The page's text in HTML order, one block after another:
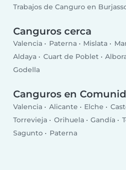
Trabajos de Canguro en
Canguros cerca
Valencia Paterna Mislata
Aldaya
Cuart de Poblet
Godella
Canguros en
Valencia Alicante Elche
Torrevieja
Orihuela Gandía
Sagunto
Paterna